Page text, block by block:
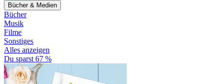
Bücher & Medien
Bücher
Musik
Filme
Sonstiges
Alles anzeigen
Du sparst 67 %